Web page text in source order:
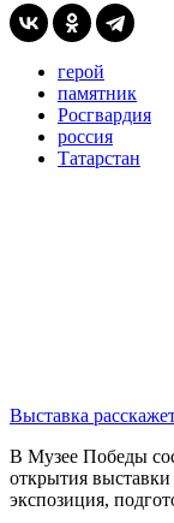
герой
памятник
Росгвардия
россия
Татарстан
Выставка
В Музее Победы
открытия
экспозиция,